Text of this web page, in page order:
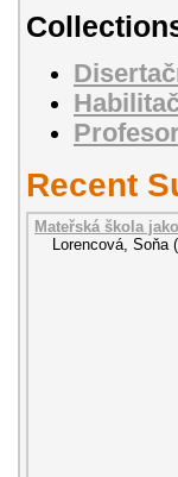
Recent
Mateřská škola
Lorencová, Soňa (